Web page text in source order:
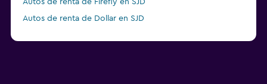
Autos de renta de Firefly en SJD
Autos de renta de Dollar en SJD